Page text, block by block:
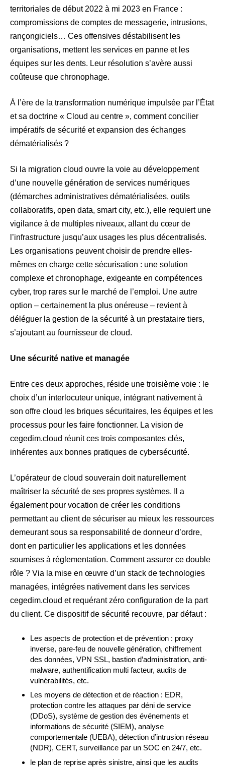
territoriales de début 2022 à mi 2023 en France :
compromissions de comptes de messagerie, intrusions,
rançongiciels… Ces offensives déstabilisent les
organisations, mettent les services en panne et les
équipes sur les dents. Leur résolution s’avère aussi
coûteuse que chronophage.
À l’ère de la transformation numérique impulsée par l’État
et sa doctrine « Cloud au centre », comment concilier
impératifs de sécurité et expansion des échanges
dématérialisés ?
Si la migration cloud ouvre la voie au développement
d’une nouvelle génération de services numériques
(démarches administratives dématérialisées, outils
collaboratifs, open data, smart city, etc.), elle requiert une
vigilance à de multiples niveaux, allant du cœur de
l’infrastructure jusqu’aux usages les plus décentralisés.
Les organisations peuvent choisir de prendre elles-
mêmes en charge cette sécurisation : une solution
complexe et chronophage, exigeante en compétences
cyber, trop rares sur le marché de l’emploi. Une autre
option – certainement la plus onéreuse – revient à
déléguer la gestion de la sécurité à un prestataire tiers,
s’ajoutant au fournisseur de cloud.
Une sécurité native et managée
Entre ces deux approches, réside une troisième voie : le
choix d’un interlocuteur unique, intégrant nativement à
son offre cloud les briques sécuritaires, les équipes et les
processus pour les faire fonctionner. La vision de
cegedim.cloud réunit ces trois composantes clés,
inhérentes aux bonnes pratiques de cybersécurité.
L’opérateur de cloud souverain doit naturellement
maîtriser la sécurité de ses propres systèmes. Il a
également pour vocation de créer les conditions
permettant au client de sécuriser au mieux les ressources
demeurant sous sa responsabilité de donneur d’ordre,
dont en particulier les applications et les données
soumises à réglementation. Comment assurer ce double
rôle ? Via la mise en œuvre d’un stack de technologies
managées, intégrées nativement dans les services
cegedim.cloud et requérant zéro configuration de la part
du client. Ce dispositif de sécurité recouvre, par défaut :
Les aspects de protection et de prévention : proxy
inverse, pare-feu de nouvelle génération, chiffrement
des données, VPN SSL, bastion d’administration, anti-
malware, authentification multi facteur, audits de
vulnérabilités, etc.
Les moyens de détection et de réaction : EDR,
protection contre les attaques par déni de service
(DDoS), système de gestion des événements et
informations de sécurité (SIEM), analyse
comportementale (UEBA), détection d’intrusion réseau
(NDR), CERT, surveillance par un SOC en 24/7, etc.
le plan de reprise après sinistre, ainsi que les audits